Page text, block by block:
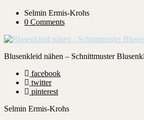
Selmin Ermis-Krohs
0 Comments
Blusenkleid nähen – Schnittmuster
facebook
twitter
pinterest
Selmin Ermis-Krohs